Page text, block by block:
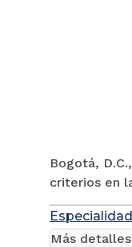
Bogotá,
criterios en
Más detalles